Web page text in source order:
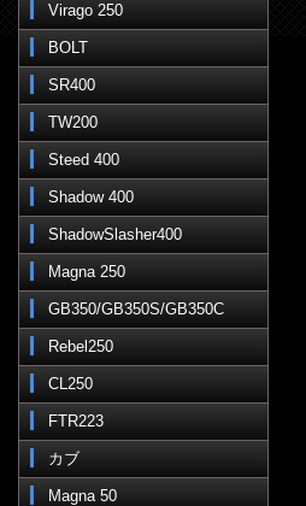
Virago 250
BOLT
SR400
TW200
Steed 400
Shadow 400
ShadowSlasher400
Magna 250
GB350/GB350S/GB350C
Rebel250
CL250
FTR223
カブ
Magna 50